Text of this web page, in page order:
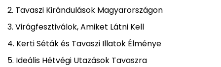
Tavaszi Kirándulások Magyarországon
Virágfesztiválok, Amiket Látni Kell
Kerti Séták és Tavaszi Illatok Élménye
Ideális Hétvégi Utazások Tavaszra